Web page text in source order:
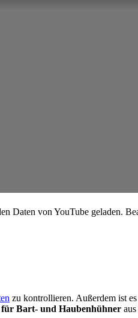
Daten von YouTube geladen.
zu kontrollieren. Außerdem ist
Bart- und Haubenhühner